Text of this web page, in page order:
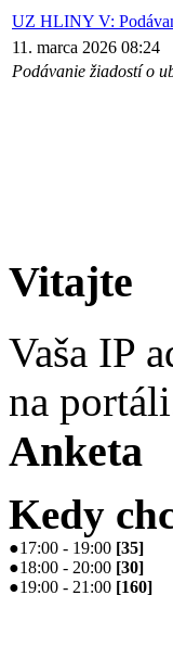
UZ HLINY V:
11. marca 2026 08:24
Podávanie žiadostí o
Vitajte
Vaša IP
na
Anketa
Kedy
●17:00 - 19:00 [35]
●18:00 - 20:00 [30]
●19:00 - 21:00 [160]